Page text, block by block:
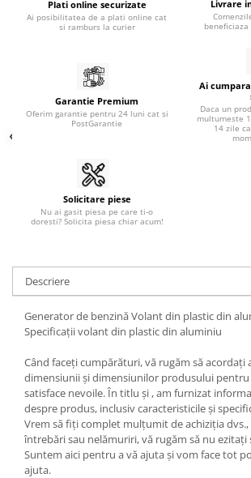
Plati online securizate
Ai posibilitatea de a plati online cat
si ramburs la curier
Livrare
Garantie Premium
Oferim garantie pentru 24 luni cat si
PostGarantie
Ai
Daca un
multumeste
14 zile
Solicitare piese
Nu ai gasit piesa pe care ti-o
doresti? Solicita piesa chiar acum!
Descriere
Generator de benzină Volant din plastic din
Specificații volant din plastic din aluminiu
Când faceți cumpărături, vă rugăm să acordați
dimensiunii și dimensiunilor produsului pentru
satisface nevoile. În titlu și , am furnizat
despre produs, inclusiv caracteristicile și
Vrem să fiți complet mulțumit de achiziția dvs.,
întrebări sau nelămuriri, vă rugăm să nu ezitați
Suntem aici pentru a vă ajuta și vom face tot
ajuta.